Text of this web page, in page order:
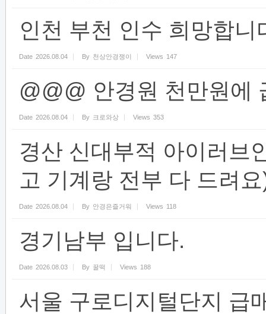
인천 부천 인수 희망합
Date 2026.08.04 By 천상안경쟁이 Views 147
@@@ 안경원 천만원에
Date 2026.08.04 By 크로와상 Views 353
경산 신대부적 아이러브
고 기계랑 전부 다 드려
Date 2026.08.04 By 안경은즐거워 Views 118
경기남부 입니다.
Date 2026.08.03 By 꿀떡 Views 188
서울 구로디지털단지 급